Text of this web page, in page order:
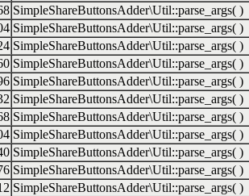
SimpleShareButtonsAdder\Util::parse_args( )
SimpleShareButtonsAdder\Util::parse_args( )
SimpleShareButtonsAdder\Util::parse_args( )
SimpleShareButtonsAdder\Util::parse_args( )
SimpleShareButtonsAdder\Util::parse_args( )
SimpleShareButtonsAdder\Util::parse_args( )
SimpleShareButtonsAdder\Util::parse_args( )
SimpleShareButtonsAdder\Util::parse_args( )
SimpleShareButtonsAdder\Util::parse_args( )
SimpleShareButtonsAdder\Util::parse_args( )
SimpleShareButtonsAdder\Util::parse_args( )